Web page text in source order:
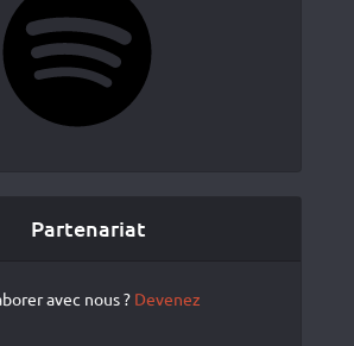
Partenariat
avec nous ? Devenez